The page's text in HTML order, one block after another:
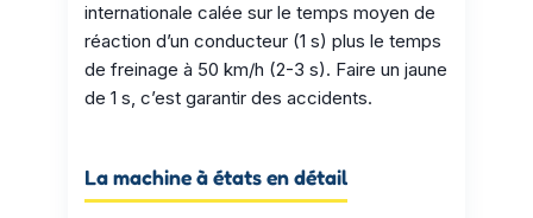
internationale calée sur le temps moyen de
réaction d’un conducteur (1 s) plus le temps
de freinage à 50 km/h (2-3 s). Faire un jaune
de 1 s, c’est garantir des accidents.
La machine à états en détail